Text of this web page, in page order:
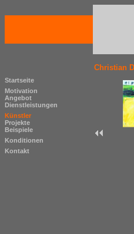
Startseite
Motivation
Angebot
Dienstleistungen
Künstler
Projekte
Beispiele
Konditionen
Kontakt
Christian